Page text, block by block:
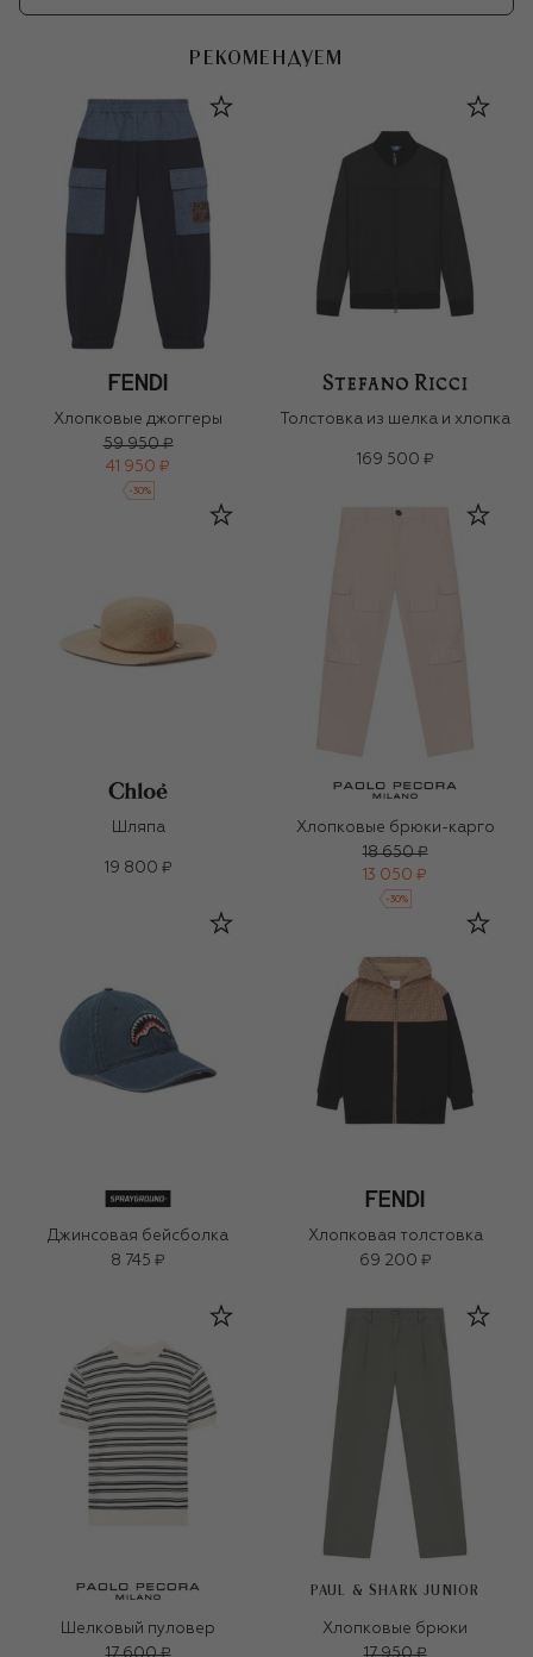
РЕКОМЕНДУЕМ
Хлопковые джоггеры
59 950 ₽
41 950 ₽
-30%
Толстовка из шелка и хлопка
169 500 ₽
Шляпа
19 800 ₽
Хлопковые брюки-карго
18 650 ₽
13 050 ₽
-30%
Джинсовая бейсболка
8 745 ₽
Хлопковая толстовка
69 200 ₽
Шелковый пуловер
PAUL & SHARK JUNIOR
Хлопковые брюки